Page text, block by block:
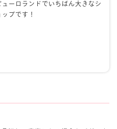
ューロランドでいちばん大きなシ
ップです！